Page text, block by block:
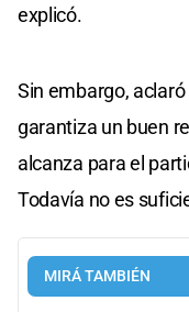
explicó.
Sin embargo,
garantiza un buen
alcanza para el
Todavía no es
MIRÁ TAMBIÉN